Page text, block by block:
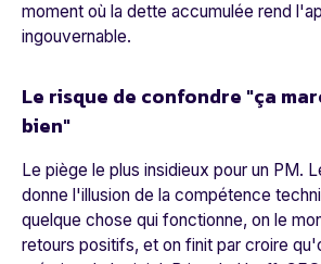
moment où la dette accumulée rend
ingouvernable.
Le risque de confondre "ça
bien"
Le piège le plus insidieux pour un PM.
donne l'illusion de la compétence
quelque chose qui fonctionne, on le
retours positifs, et on finit par croire